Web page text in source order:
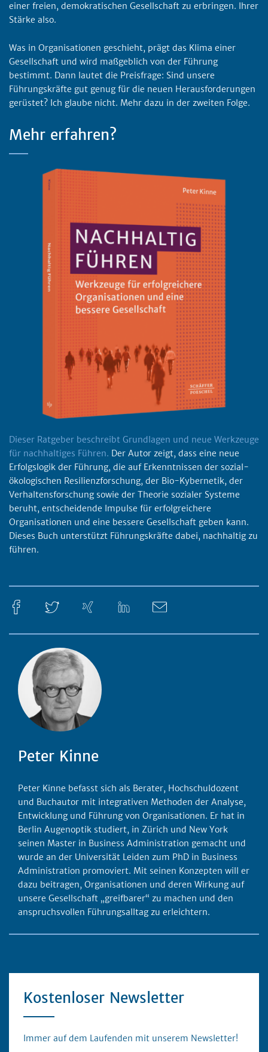
einer freien, demokratischen Gesellschaft zu erbringen. Ihrer
Stärke also.
Was in Organisationen geschieht, prägt das Klima einer
Gesellschaft und wird maßgeblich von der Führung
bestimmt. Dann lautet die Preisfrage: Sind unsere
Führungskräfte gut genug für die neuen Herausforderungen
gerüstet? Ich glaube nicht. Mehr dazu in der zweiten Folge.
Mehr erfahren?
Dieser Ratgeber beschreibt Grundlagen und neue Werkzeuge
für nachhaltiges Führen. Der Autor zeigt, dass eine neue
Erfolgslogik der Führung, die auf Erkenntnissen der sozial-
ökologischen Resilienzforschung, der Bio-Kybernetik, der
Verhaltensforschung sowie der Theorie sozialer Systeme
beruht, entscheidende Impulse für erfolgreichere
Organisationen und eine bessere Gesellschaft geben kann.
Dieses Buch unterstützt Führungskräfte dabei, nachhaltig zu
führen.
Peter Kinne
Peter Kinne befasst sich als Berater, Hochschuldozent
und Buchautor mit integrativen Methoden der Analyse,
Entwicklung und Führung von Organisationen. Er hat in
Berlin Augenoptik studiert, in Zürich und New York
seinen Master in Business Administration gemacht und
wurde an der Universität Leiden zum PhD in Business
Administration promoviert. Mit seinen Konzepten will er
dazu beitragen, Organisationen und deren Wirkung auf
unsere Gesellschaft „greifbarer“ zu machen und den
anspruchsvollen Führungsalltag zu erleichtern.
Kostenloser Newsletter
Immer auf dem Laufenden mit unserem Newsletter!